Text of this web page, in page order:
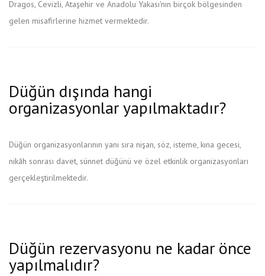
Dragos, Cevizli, Ataşehir ve Anadolu Yakası'nın birçok bölgesinden
gelen misafirlerine hizmet vermektedir.
Düğün dışında hangi
organizasyonlar yapılmaktadır?
Düğün organizasyonlarının yanı sıra nişan, söz, isteme, kına gecesi,
nikâh sonrası davet, sünnet düğünü ve özel etkinlik organizasyonları
gerçekleştirilmektedir.
Düğün rezervasyonu ne kadar önce
yapılmalıdır?